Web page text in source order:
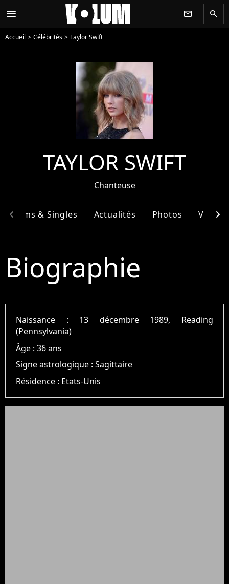
menu newsletter search
Accueil Célébrités Taylor Swift
TAYLOR SWIFT
Chanteuse
Albums & Singles Actualités Photos Vidéos
chevron_left chevron_right
Biographie
Naissance : 13 décembre 1989, Reading
(Pennsylvania)
Âge :36 ans
Signe astrologique :Sagittaire
Résidence : Etats-Unis